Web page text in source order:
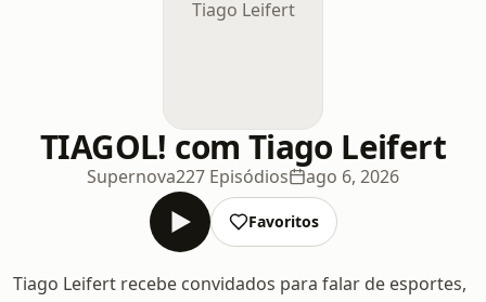
TIAGOL! com Tiago Leifert
Supernova227 Episódios ago 6, 2026
Favoritos
Tiago Leifert recebe convidados para falar de esportes,